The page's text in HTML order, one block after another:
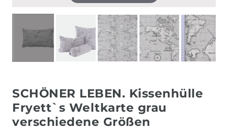
SCHÖNER LEBEN. Kissenhülle
Fryett`s Weltkarte grau
verschiedene Größen